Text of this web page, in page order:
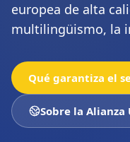
europea de alta
multilingüismo, la
Qué garantiza el
Sobre la Alianza